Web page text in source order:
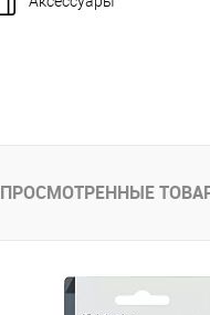
ПРОСМОТРЕННЫЕ